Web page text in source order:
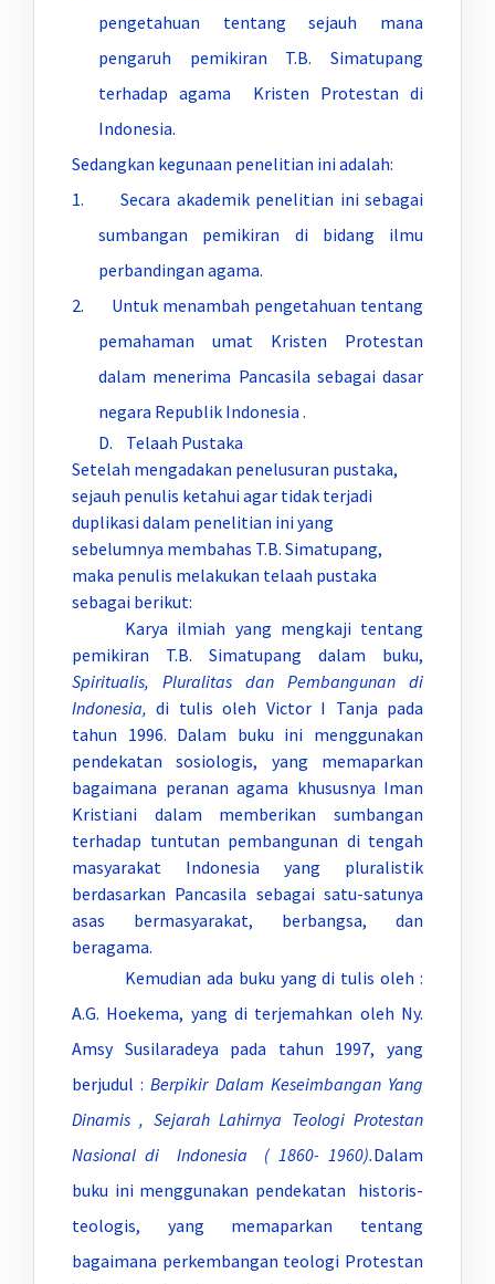
pengetahuan tentang sejauh mana
pengaruh pemikiran T.B. Simatupang
terhadap agama Kristen Protestan di
Indonesia.
Sedangkan kegunaan penelitian ini adalah:
1. Secara akademik penelitian ini sebagai
sumbangan pemikiran di bidang ilmu
perbandingan agama.
2. Untuk menambah pengetahuan tentang
pemahaman umat Kristen Protestan
dalam menerima Pancasila sebagai dasar
negara Republik Indonesia .
D. Telaah Pustaka
Setelah mengadakan penelusuran pustaka,
sejauh penulis ketahui agar tidak terjadi
duplikasi dalam penelitian ini yang
sebelumnya membahas T.B. Simatupang,
maka penulis melakukan telaah pustaka
sebagai berikut:
Karya ilmiah yang mengkaji tentang
pemikiran T.B. Simatupang dalam buku,
Spiritualis, Pluralitas dan Pembangunan di
Indonesia, di tulis oleh Victor I Tanja pada
tahun 1996. Dalam buku ini menggunakan
pendekatan sosiologis, yang memaparkan
bagaimana peranan agama khususnya Iman
Kristiani dalam memberikan sumbangan
terhadap tuntutan pembangunan di tengah
masyarakat Indonesia yang pluralistik
berdasarkan Pancasila sebagai satu-satunya
asas bermasyarakat, berbangsa, dan
beragama.
Kemudian ada buku yang di tulis oleh :
A.G. Hoekema, yang di terjemahkan oleh Ny.
Amsy Susilaradeya pada tahun 1997, yang
berjudul :Berpikir Dalam Keseimbangan Yang
Dinamis , Sejarah Lahirnya Teologi Protestan
Nasional di Indonesia ( 1860- 1960).Dalam
buku ini menggunakan pendekatan historis-
teologis, yang memaparkan tentang
bagaimana perkembangan teologi Protestan